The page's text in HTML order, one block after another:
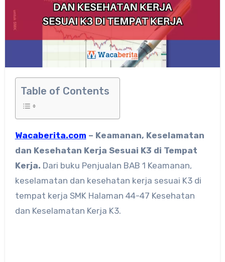
Table of Contents
Wacaberita.com – Keamanan, Keselamatan
dan Kesehatan Kerja Sesuai K3 di Tempat
Kerja. Dari buku Penjualan BAB 1 Keamanan,
keselamatan dan kesehatan kerja sesuai K3 di
tempat kerja SMK Halaman 44-47 Kesehatan
dan Keselamatan Kerja K3.